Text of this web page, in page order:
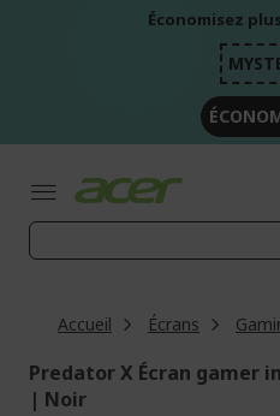
Économisez
Accueil Écrans
Predator X Écran gamer
| Noir